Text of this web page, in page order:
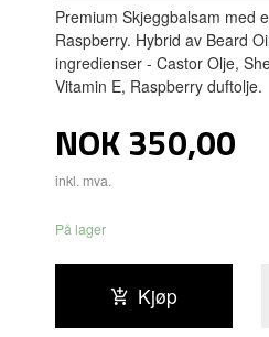
Premium Skjeggbalsam med
Raspberry. Hybrid av Beard
ingredienser - Castor Olje,
Vitamin E, Raspberry duftolje.
Pris
NOK350,00
inkl. mva.
På lager
Kjøp